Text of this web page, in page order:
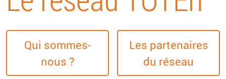
Qui sommes-
nous ?
Les partenaires
du réseau